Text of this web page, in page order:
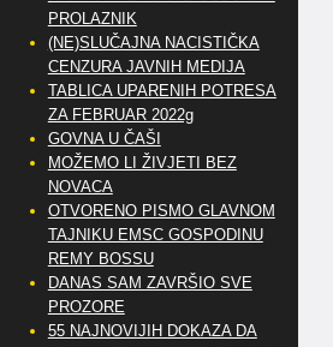
PROLAZNIK
(NE)SLUČAJNA NACISTIČKA
CENZURA JAVNIH MEDIJA
TABLICA UPARENIH POTRESA
ZA FEBRUAR 2022g
GOVNA U ČAŠI
MOŽEMO LI ŽIVJETI BEZ
NOVACA
OTVORENO PISMO GLAVNOM
TAJNIKU EMSC GOSPODINU
REMY BOSSU
DANAS SAM ZAVRŠIO SVE
PROZORE
55 NAJNOVIJIH DOKAZA DA